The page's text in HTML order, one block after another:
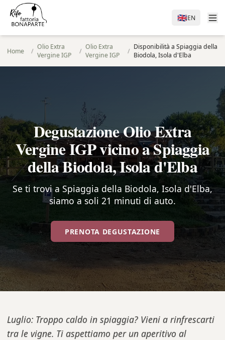
🇬🇧EN
Home / Olio Extra
Vergine IGP
/ Olio Extra
Vergine IGP
/ Disponibilità a Spiaggia della
Biodola, Isola d'Elba
Degustazione Olio Extra
Vergine IGP vicino a Spiaggia
della Biodola, Isola d'Elba
Se ti trovi a Spiaggia della Biodola, Isola d'Elba,
siamo a soli 21 minuti di auto.
PRENOTA DEGUSTAZIONE
Luglio: Troppo caldo in spiaggia? Vieni a rinfrescarti
tra le vigne. Ti aspettiamo per un aperitivo al